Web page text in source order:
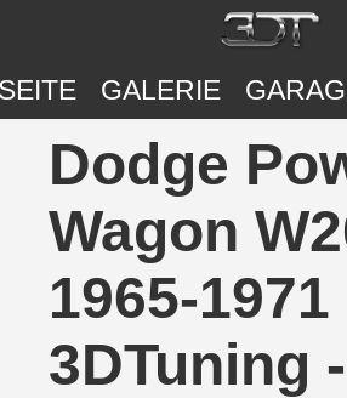
GALERIE
Dodge
Wagon
1965-1971
3DTuning -